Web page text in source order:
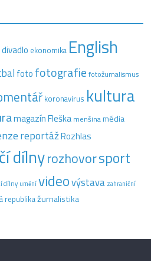
divadlo ekonomika English
foto fotografie fotožurnalismus
koronavirus kultura
magazín Fleška menšinamédia
reportážRozhlas
dílnyrozhovorsport
dílny uměnívideovýstava zahraniční
republikažurnalistika